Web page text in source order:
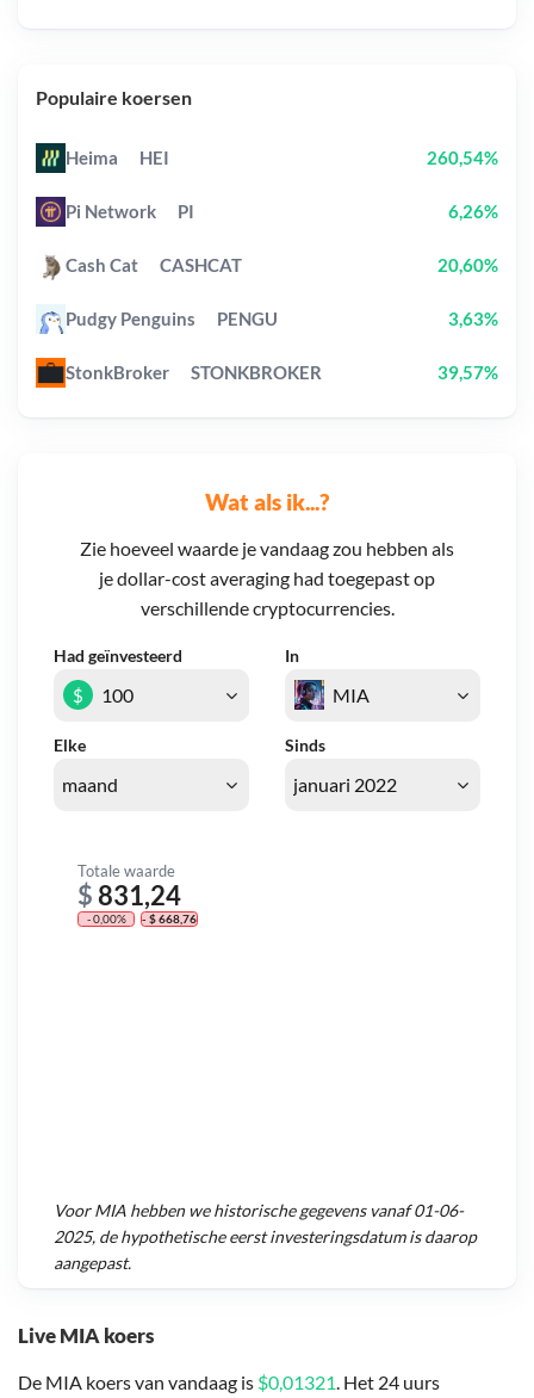
Live MIA koers
De MIA koers van vandaag is $0,01321. Het 24 uurs
Wat als ik...?
Zie hoeveel waarde je vandaag zou hebben als
je dollar-cost averaging had toegepast op
verschillende cryptocurrencies.
Had geïnvesteerd In
Elke Sinds
$
Totale waarde
$ 831,24
- 0,00% - $ 668,76
VoorMIA hebben we historische gegevens vanaf01-06-
2025, de hypothetische eerst investeringsdatum is daarop
aangepast.
Populaire koersen
Heima HEI 260,54%
Pi Network PI 6,26%
Cash Cat CASHCAT 20,60%
Pudgy Penguins PENGU 3,63%
StonkBroker STONKBROKER 39,57%